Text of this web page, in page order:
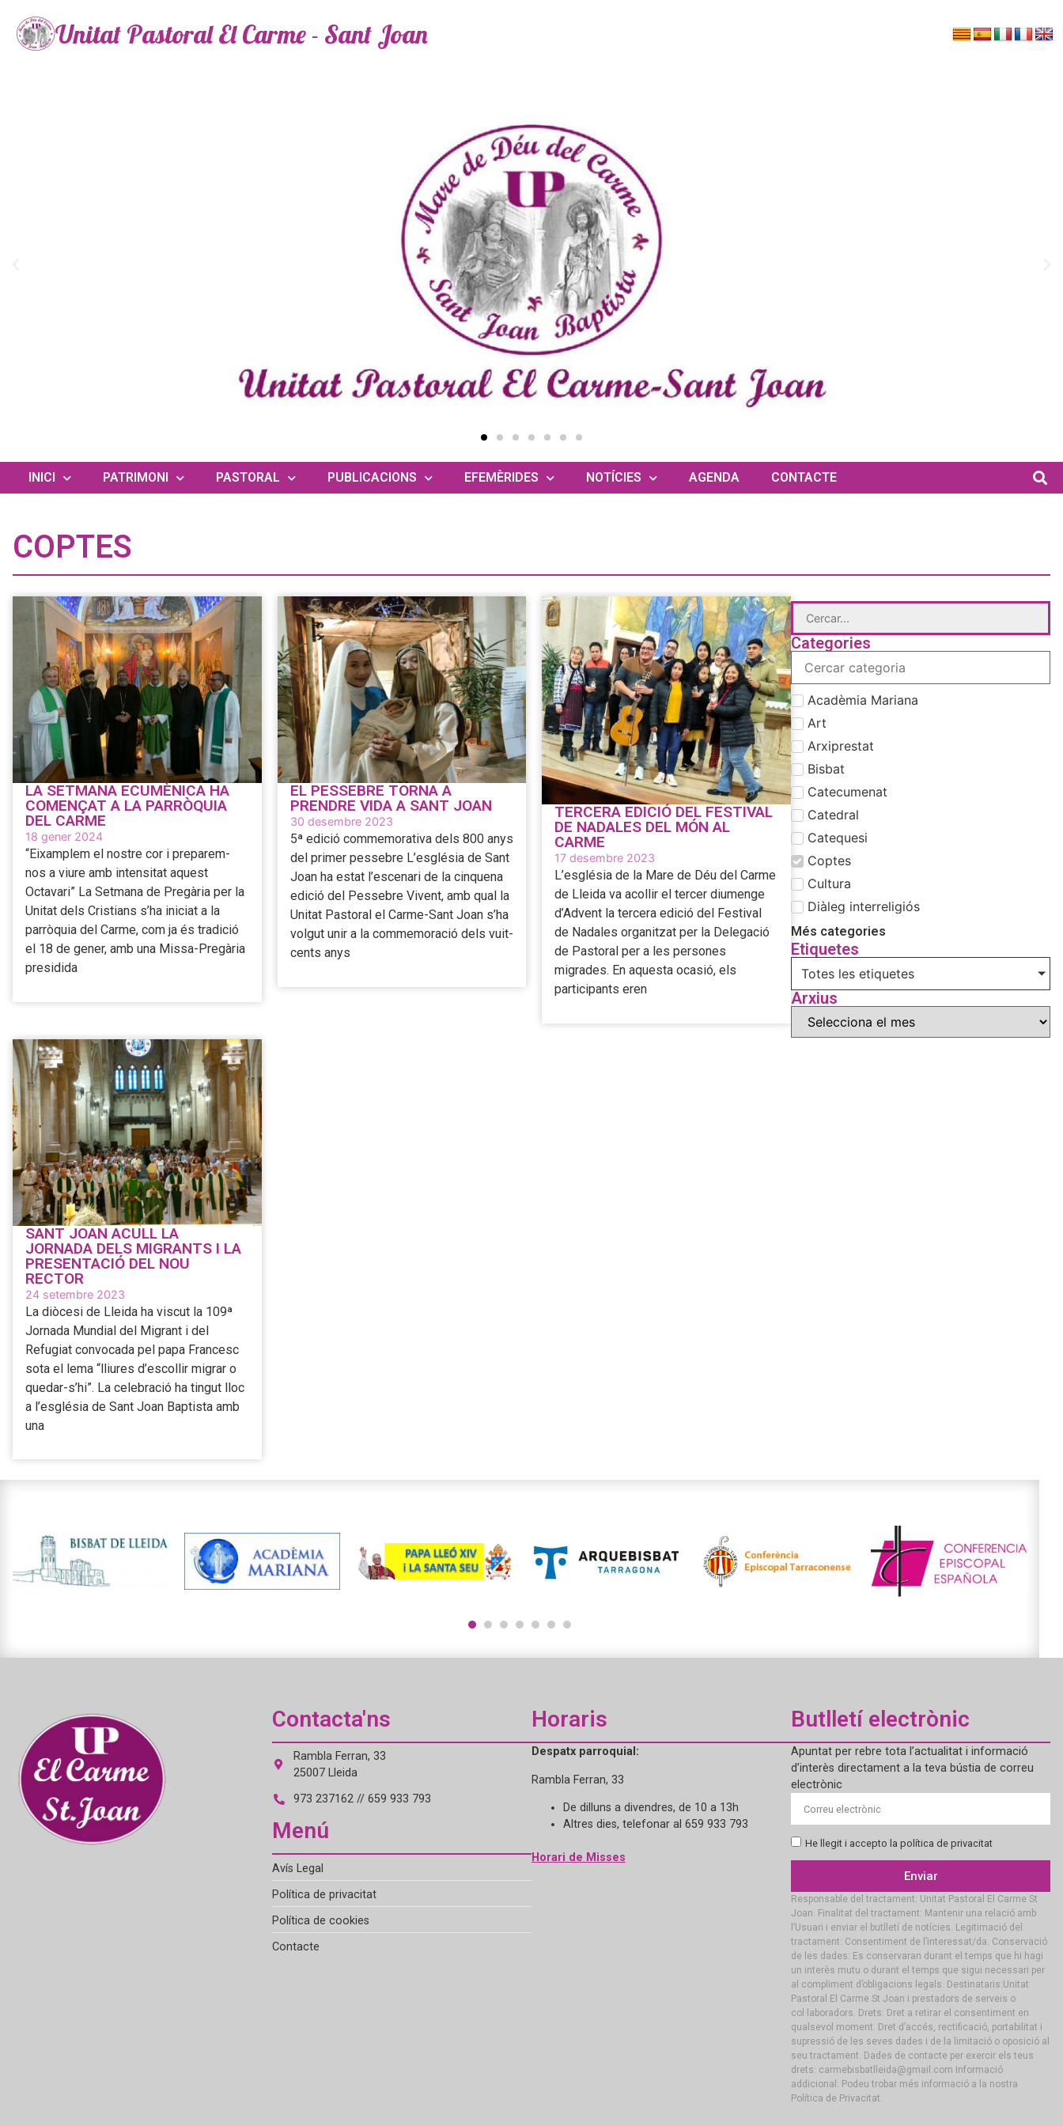
Unitat Pastoral El Carme - Sant Joan
INICI PATRIMONI PASTORAL PUBLICACIONS EFEMÈRIDES NOTÍCIES AGENDA CONTACTE
COPTES
LA SETMANA ECUMÈNICA HA
COMENÇAT A LA PARRÒQUIA
DEL CARME
18 gener 2024
“Eixamplem el nostre cor i preparem-
nos a viure amb intensitat aquest
Octavari” La Setmana de Pregària per la
Unitat dels Cristians s’ha iniciat a la
parròquia del Carme, com ja és tradició
el 18 de gener, amb una Missa-Pregària
presidida
EL PESSEBRE TORNA A
PRENDRE VIDA A SANT JOAN
30 desembre 2023
5ª edició commemorativa dels 800 anys
del primer pessebre L’església de Sant
Joan ha estat l’escenari de la cinquena
edició del Pessebre Vivent, amb qual la
Unitat Pastoral el Carme-Sant Joan s’ha
volgut unir a la commemoració dels vuit-
cents anys
TERCERA EDICIÓ DEL FESTIVAL
DE NADALES DEL MÓN AL
CARME
17 desembre 2023
L’església de la Mare de Déu del Carme
de Lleida va acollir el tercer diumenge
d’Advent la tercera edició del Festival
de Nadales organitzat per la Delegació
de Pastoral per a les persones
migrades. En aquesta ocasió, els
participants eren
SANT JOAN ACULL LA
JORNADA DELS MIGRANTS I LA
PRESENTACIÓ DEL NOU
RECTOR
24 setembre 2023
La diòcesi de Lleida ha viscut la 109ª
Jornada Mundial del Migrant i del
Refugiat convocada pel papa Francesc
sota el lema “lliures d’escollir migrar o
quedar-s’hi”. La celebració ha tingut lloc
a l’església de Sant Joan Baptista amb
una
Categories
Acadèmia Mariana
Art
Arxiprestat
Bisbat
Catecumenat
Catedral
Catequesi
Coptes
Cultura
Diàleg interreligiós
Més categories
Etiquetes
Totes les etiquetes
Arxius
Contacta'ns
Rambla Ferran, 33
25007 Lleida
973 237162 // 659 933 793
Menú
Avís Legal
Política de privacitat
Política de cookies
Contacte
Horaris
Despatx parroquial:
Rambla Ferran, 33
De dilluns a divendres, de 10 a 13h
Altres dies, telefonar al 659 933 793
Horari de Misses
Butlletí electrònic
Apuntat per rebre tota l’actualitat i informació
d’interès directament a la teva bústia de correu
electrònic
He llegit i accepto la política de privacitat
Enviar
Responsable del tractament: Unitat Pastoral El Carme St
Joan. Finalitat del tractament: Mantenir una relació amb
l’Usuari i enviar el butlletí de notícies. Legitimació del
tractament: Consentiment de l’interessat/da. Conservació
de les dades: Es conservaran durant el temps que hi hagi
un interès mutu o durant el temps que sigui necessari per
al compliment d’obligacions legals. Destinataris:Unitat
Pastoral El Carme St Joan i prestadors de serveis o
col·laboradors. Drets: Dret a retirar el consentiment en
qualsevol moment. Dret d’accés, rectificació, portabilitat i
supressió de les seves dades i de la limitació o oposició al
seu tractament. Dades de contacte per exercir els teus
drets: carmebisbatlleida@gmail.com Informació
addicional: Podeu trobar més informació a la nostra
Política de Privacitat.